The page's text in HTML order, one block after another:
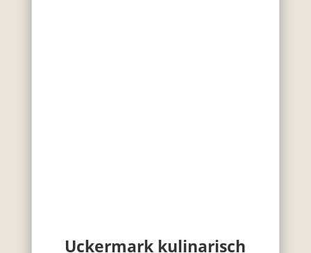
Uckermark kulinarisch